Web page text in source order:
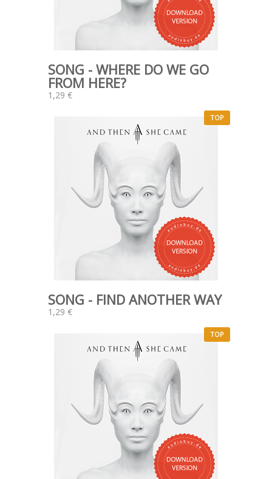
SONG - WHERE DO WE GO
FROM HERE?
1,29 €
TOP
SONG - FIND ANOTHER WAY
1,29 €
TOP